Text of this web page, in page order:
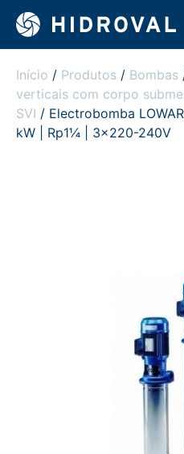
Início / Produtos / Bombas
verticais com corpo
SVI / Electrobomba
kW | Rp1¼ | 3×220-240V